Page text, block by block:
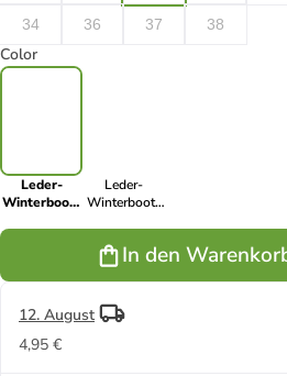
34 36 37 38
Color
Leder-
Winterboots
Leder-
Winterboots
In den
12. August
4,95 €